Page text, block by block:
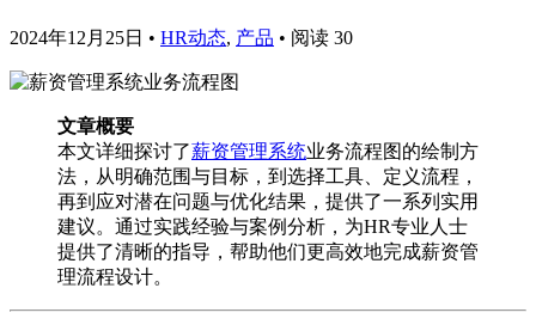
2024年12月25日 • HR动态, 产品 • 阅读 30
文章概要
本文详细探讨了薪资管理系统业务流程图的绘制方
法，从明确范围与目标，到选择工具、定义流程，
再到应对潜在问题与优化结果，提供了一系列实用
建议。通过实践经验与案例分析，为HR专业人士
提供了清晰的指导，帮助他们更高效地完成薪资管
理流程设计。